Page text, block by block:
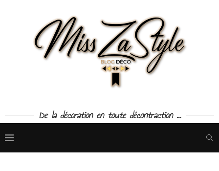
De la décoration en toute décontraction ...